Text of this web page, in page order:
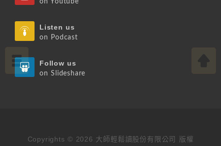
Listen us
on Podcast
Follow us
on Slideshare
Copyrights © 2026 大師輕鬆讀股份有限公司 版權